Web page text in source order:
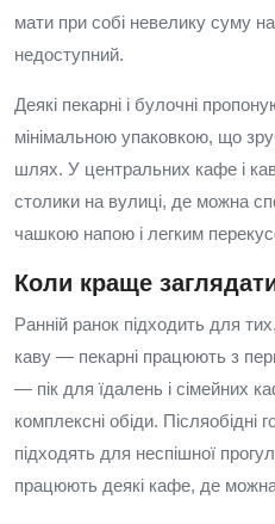
мати при собі невелику суму
недоступний.
Деякі пекарні і булочні
мінімальною упаковкою, що
шлях. У центральних кафе і
столики на вулиці, де можна
чашкою напою і легким
Коли краще
Ранній ранок підходить для
каву — пекарні працюють з
— пік для їдалень і сімейних
комплексні обіди. Післяобідні
підходять для неспішної
працюють деякі кафе, де можна